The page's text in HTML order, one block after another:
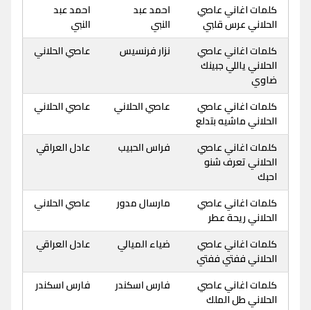
كلمات اغاني عاصي
الحلاني عرس قلبي
احمد عبد
النبي
احمد عبد
النبي
كلمات اغاني عاصي
الحلاني ياللي جبينك
ضاوي
نزار فرنسيس عاصي الحلاني
كلمات اغاني عاصي
الحلاني ماشيه بتدلع
عاصي الحلاني عاصي الحلاني
كلمات اغاني عاصي
الحلاني تعرف شنو
احبك
فراس الحبيب عادل العراقي
كلمات اغاني عاصي
الحلاني ريحة عطر
مارسال مدور عاصي الحلاني
كلمات اغاني عاصي
الحلاني ففتي ففتي
ضياء الميالي عادل العراقي
كلمات اغاني عاصي
الحلاني طل الملك
فارس اسكندر فارس اسكندر